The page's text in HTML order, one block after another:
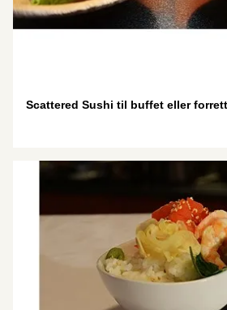
Scattered Sushi til buffet eller